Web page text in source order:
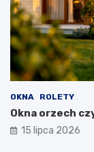
OKNA ROLETY
Okna orzech
15 lipca 2026